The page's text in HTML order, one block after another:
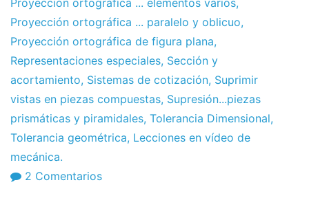
Proyección ortográfica ... elementos varios,
Proyección ortográfica ... paralelo y oblicuo,
Proyección ortográfica de figura plana,
Representaciones especiales, Sección y
acortamiento, Sistemas de cotización, Suprimir
vistas en piezas compuestas, Supresión...piezas
prismáticas y piramidales, Tolerancia Dimensional,
Tolerancia geométrica, Lecciones en vídeo de
mecánica.
2 Comentariosen